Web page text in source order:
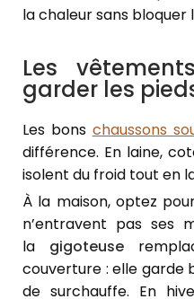
la chaleur sans bloquer
Les
garder les
Les bons chaussons
différence. En laine,
isolent du froid tout en
À la maison, optez
n’entravent pas ses
la gigoteuse
couverture : elle garde
de surchauffe. En